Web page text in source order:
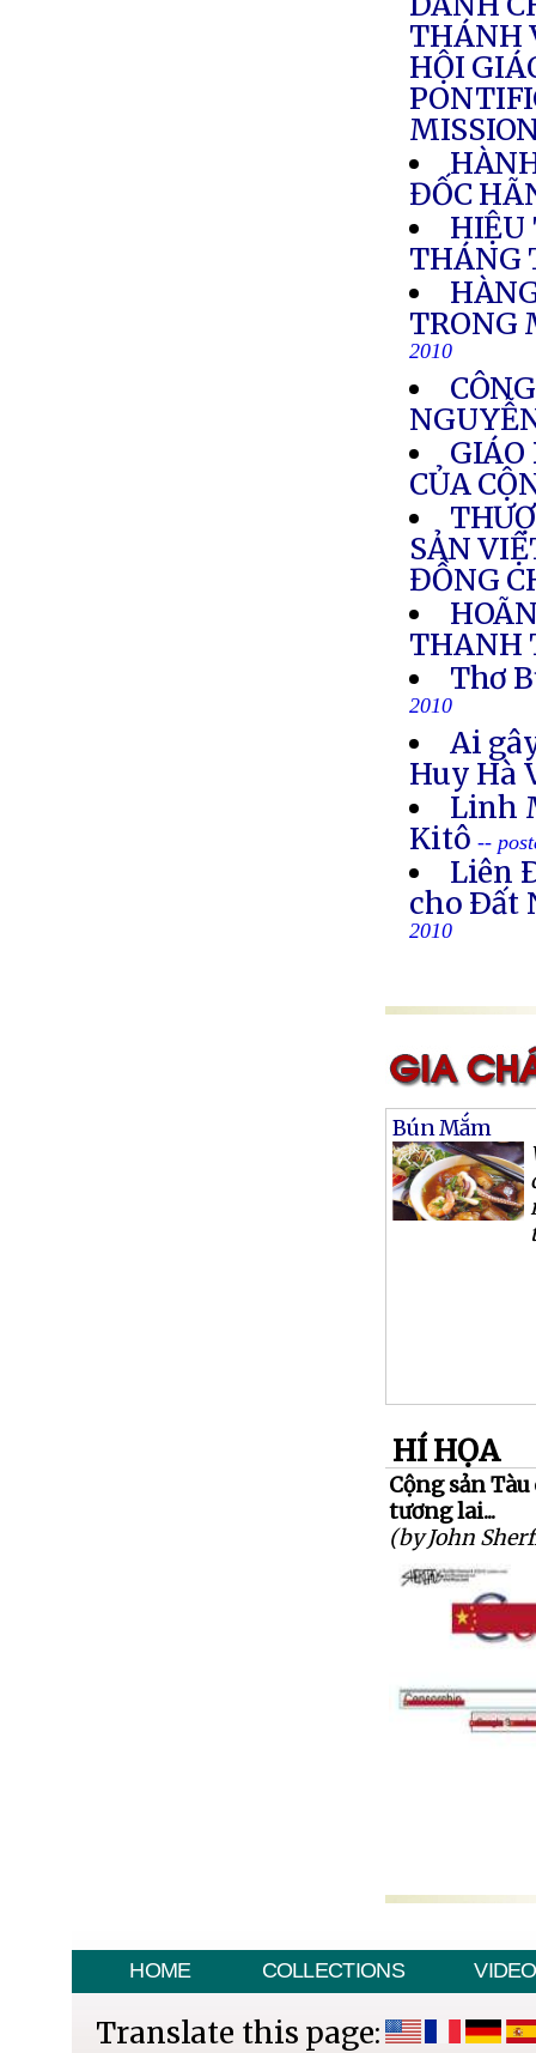
THÁNH
HỘI
ĐỐC
HIỆU
THÁNG
TRONG
2010
GIÁO
CỦA
SẢN
ĐỒNG
THANH
Thơ
2010
Ai
Huy Hà
Linh
Kitô --
Liên
cho Ðất
2010
Bún Mắm
HÍ HỌA
Cộng sản
tương lai...
(by John
HOME COLLECTIONS VIDEO
Translate this page: